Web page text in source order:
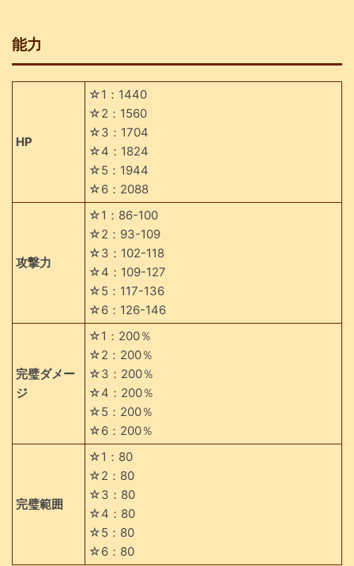
能力
HP
☆1：1440
☆2：1560
☆3：1704
☆4：1824
☆5：1944
☆6：2088
攻撃力
☆1：86-100
☆2：93-109
☆3：102-118
☆4：109-127
☆5：117-136
☆6：126-146
完璧ダメー
ジ
☆1：200％
☆2：200％
☆3：200％
☆4：200％
☆5：200％
☆6：200％
完璧範囲
☆1：80
☆2：80
☆3：80
☆4：80
☆5：80
☆6：80